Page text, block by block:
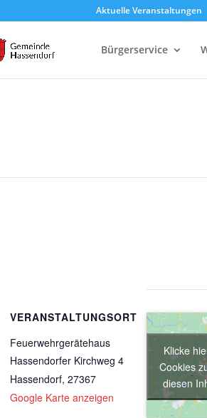
Aktuelle Veranstaltungen
Bürgerservice
VERANSTALTUNGSORT
Feuerwehrgerätehaus
Hassendorfer Kirchweg 4
Hassendorf, 27367
Google Karte anzeigen
Klicke
Cookies
diesen